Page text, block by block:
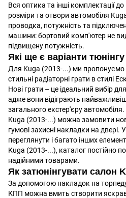
Вся оптика та інші комплектації до
розміри та отвори автомобіля
проводка, потужність та
машини: бортовий комп'ютер не
підвищену потужність.
Які ще є варіанти
Для Kuga (2013-...) ми пропонуємо
стильні радіаторні грати в стилі
Нові грати – це ідеальний вибір
адже вони відіграють
загального екстер'єру
Kuga (2013-...) можна замовити
гумові захисні накладки на
переглянути і багато інших
Kuga (2013-...), каталог постійно
надійними товарами.
Як затюнінгувати салон
За допомогою накладок на
КПП можна вмить створити